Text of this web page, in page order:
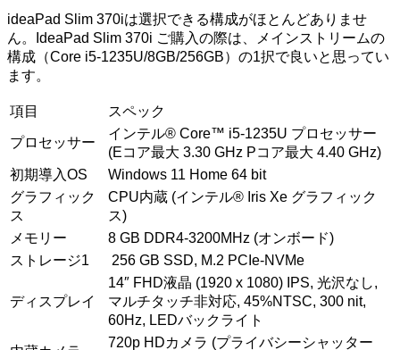
ideaPad Slim 370iは選択できる構成がほとんどありませ
ん。IdeaPad Slim 370i ご購入の際は、メインストリームの
構成（Core i5-1235U/8GB/256GB）の1択で良いと思ってい
ます。
項目 スペック
プロセッサー
インテル® Core™ i5-1235U プロセッサー
(Eコア最大 3.30 GHz Pコア最大 4.40 GHz)
初期導入OS
Windows 11 Home 64 bit
グラフィック
ス
CPU内蔵 (インテル® Iris Xe グラフィック
ス)
メモリー
8 GB DDR4-3200MHz (オンボード)
ストレージ1
256 GB SSD, M.2 PCIe-NVMe
ディスプレイ
14″ FHD液晶 (1920 x 1080) IPS, 光沢なし,
マルチタッチ非対応, 45%NTSC, 300 nit,
60Hz, LEDバックライト
720p HDカメラ (プライバシーシャッター